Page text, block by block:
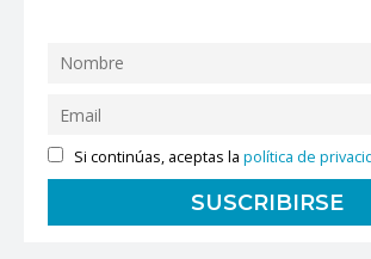
Si continúas, aceptas lapolítica de